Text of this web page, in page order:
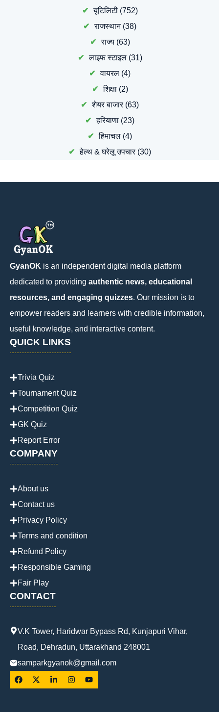
यूटिलिटी(752)
राजस्थान(38)
राज्य(63)
लाइफ स्टाइल(31)
वायरल (4)
शिक्षा(2)
शेयर बाजार(63)
हरियाणा (23)
हिमाचल (4)
हेल्थ & घरेलू उपचार(30)
GyanOK is an independent digital media platform
dedicated to providing authentic news, educational
resources, and engaging quizzes. Our mission is to
empower readers and learners with credible information,
useful knowledge, and interactive content.
QUICK LINKS
Trivia Quiz
Tournament Quiz
Competition Quiz
GK Quiz
Report Error
COMPANY
About us
Contact us
Privacy Policy
Terms and condition
Refund Policy
Responsible Gaming
Fair Play
CONTACT
V.K Tower, Haridwar Bypass Rd, Kunjapuri Vihar,
Road, Dehradun, Uttarakhand 248001
samparkgyanok@gmail.com